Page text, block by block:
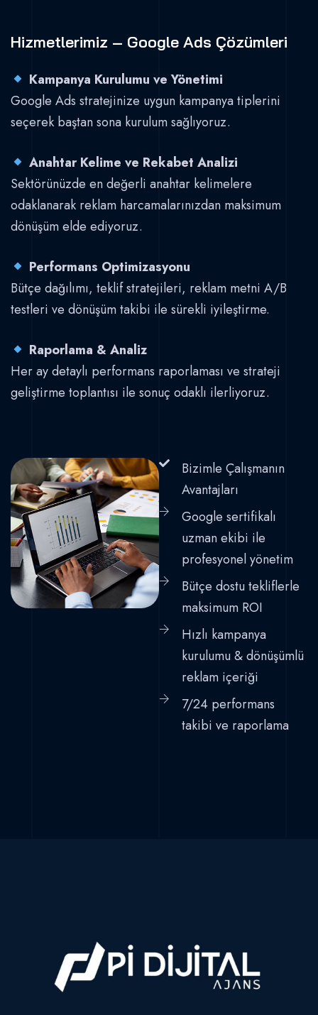
Hizmetlerimiz – Google Ads Çözümleri
Kampanya Kurulumu ve Yönetimi
Google Ads stratejinize uygun kampanya tiplerini
seçerek baştan sona kurulum sağlıyoruz.
Anahtar Kelime ve Rekabet Analizi
Sektörünüzde en değerli anahtar kelimelere
odaklanarak reklam harcamalarınızdan maksimum
dönüşüm elde ediyoruz.
Performans Optimizasyonu
Bütçe dağılımı, teklif stratejileri, reklam metni A/B
testleri ve dönüşüm takibi ile sürekli iyileştirme.
Raporlama & Analiz
Her ay detaylı performans raporlaması ve strateji
geliştirme toplantısı ile sonuç odaklı ilerliyoruz.
Bizimle Çalışmanın
Avantajları
Google sertifikalı
uzman ekibi ile
profesyonel yönetim
Bütçe dostu tekliflerle
maksimum ROI
Hızlı kampanya
kurulumu & dönüşümlü
reklam içeriği
7/24 performans
takibi ve raporlama